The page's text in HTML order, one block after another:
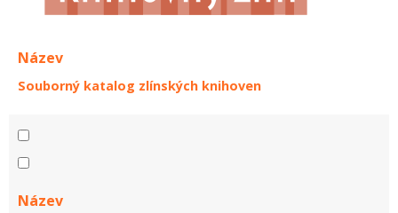
Název
Souborný katalog zlínských knihoven
Název